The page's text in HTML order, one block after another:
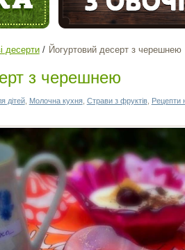
десерти Йогуртовий десерт з черешнею
з черешнею
дітей, Молочна кухня, Страви з фруктів, Рецепти